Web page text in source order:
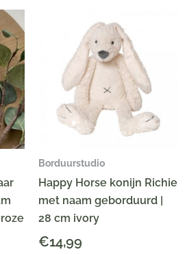
Borduurstudio
Happy Horse konijn Richie
met naam geborduurd |
28 cm ivory
€14,99